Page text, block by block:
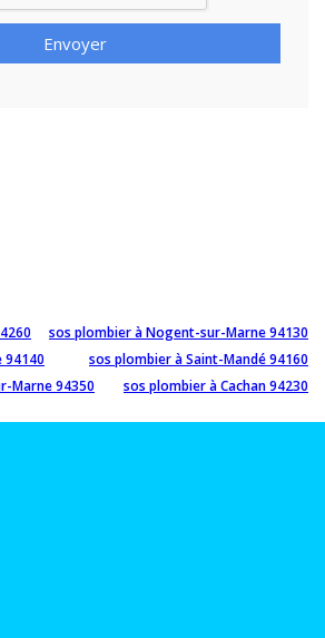
Envoyer
sos plombier à Nogent-sur-Marne 94130
sos plombier à Saint-Mandé 94160
Marne 94350
sos plombier à Cachan 94230